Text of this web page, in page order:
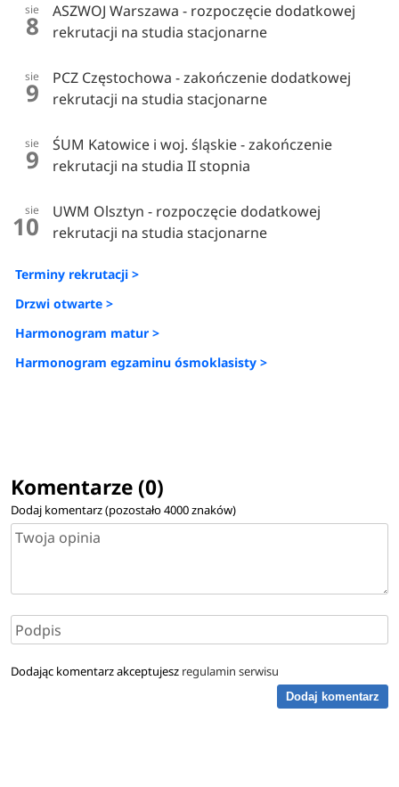
sie
8
ASZWOJ Warszawa - rozpoczęcie dodatkowej
rekrutacji na studia stacjonarne
sie
9
PCZ Częstochowa - zakończenie dodatkowej
rekrutacji na studia stacjonarne
sie
9
ŚUM Katowice i woj. śląskie - zakończenie
rekrutacji na studia II stopnia
sie
10
UWM Olsztyn - rozpoczęcie dodatkowej
rekrutacji na studia stacjonarne
Terminy rekrutacji >
Drzwi otwarte >
Harmonogram matur >
Harmonogram egzaminu ósmoklasisty >
Komentarze (0)
Dodaj komentarz (pozostało4000znaków)
Dodając komentarz akceptujesz regulamin serwisu
Dodaj komentarz